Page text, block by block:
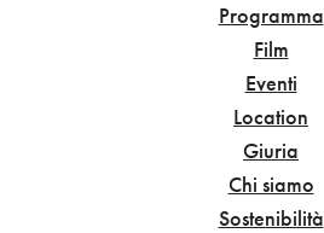
Programma
Film
Eventi
Location
Giuria
Chi siamo
Sostenibilità